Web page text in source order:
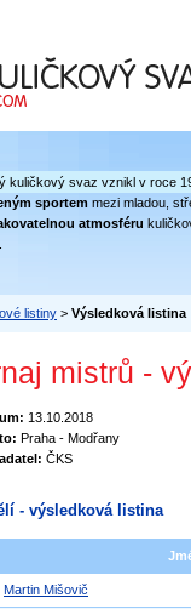
kuličkový svaz vznikl v roce
sportem mezi mladou,
atmosféru
listiny > Výsledková listina
mistrů -
13.10.2018
Praha - Modřany
ČKS
- výsledková listina
Martin Mišovič